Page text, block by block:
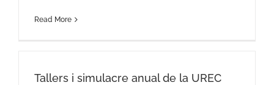
Read More
Tallers i simulacre anual de la UREC